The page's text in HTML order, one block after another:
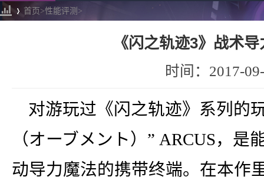
首页>性能评测 >
《闪之轨迹3》战术
时间：2017-
对游玩过《闪之轨迹》系列的
（オーブメント）” ARCUS，
动导力魔法的携带终端。在本作
《火焰纹章